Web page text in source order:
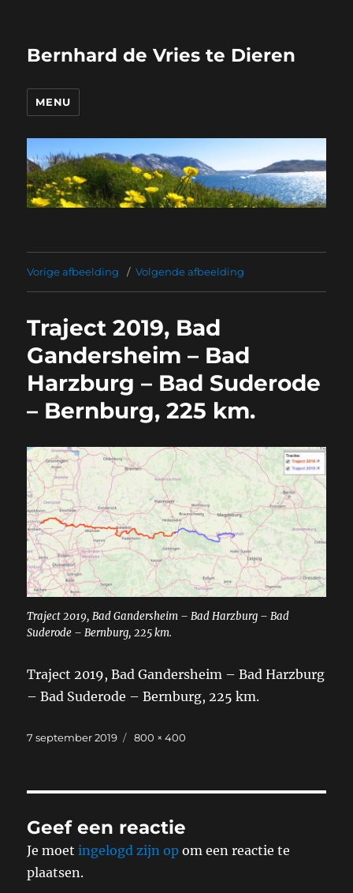
Bernhard de Vries te Dieren
MENU
Vorige afbeelding Volgende afbeelding
Traject 2019, Bad
Gandersheim – Bad
Harzburg – Bad Suderode
– Bernburg, 225 km.
Traject 2019, Bad Gandersheim – Bad Harzburg – Bad
Suderode – Bernburg, 225 km.
Traject 2019, Bad Gandersheim – Bad Harzburg
– Bad Suderode – Bernburg, 225 km.
Geplaatst
7 september 2019
Volledige
800 × 400
Geef een reactie
Je moetingelogd zijn op om een reactie te
plaatsen.